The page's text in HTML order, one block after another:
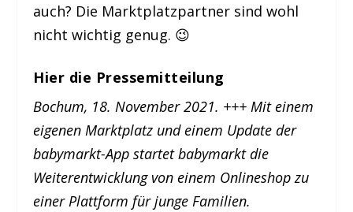
auch? Die Marktplatzpartner sind wohl
nicht wichtig genug. 😉
Hier die Pressemitteilung
Bochum, 18. November 2021. +++ Mit einem
eigenen Marktplatz und einem Update der
babymarkt-App startet babymarkt die
Weiterentwicklung von einem Onlineshop zu
einer Plattform für junge Familien.